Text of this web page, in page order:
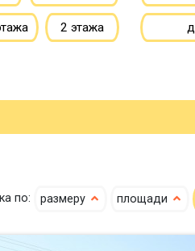
2 этажа
по: размеру площади